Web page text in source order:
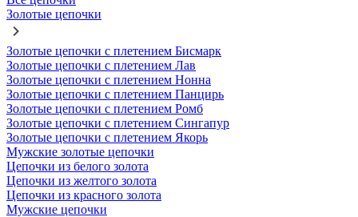
Золотые цепочки
Золотые цепочки с плетением Бисмарк
Золотые цепочки с плетением Лав
Золотые цепочки с плетением Нонна
Золотые цепочки с плетением Панцирь
Золотые цепочки с плетением Ромб
Золотые цепочки с плетением Сингапур
Золотые цепочки с плетением Якорь
Мужские золотые цепочки
Цепочки из белого золота
Цепочки из желтого золота
Цепочки из красного золота
Мужские цепочки